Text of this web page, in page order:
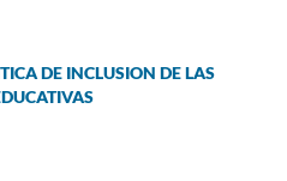
DE INCLUSION DE LAS